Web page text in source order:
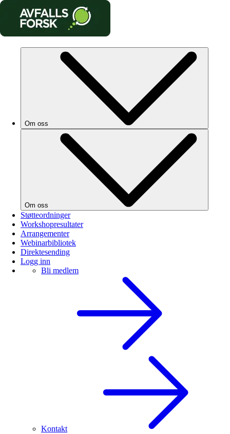
Om oss
Om oss
Støtteordninger
Workshopresultater
Arrangementer
Webinarbibliotek
Direktesending
Logg inn
Bli medlem
Kontakt